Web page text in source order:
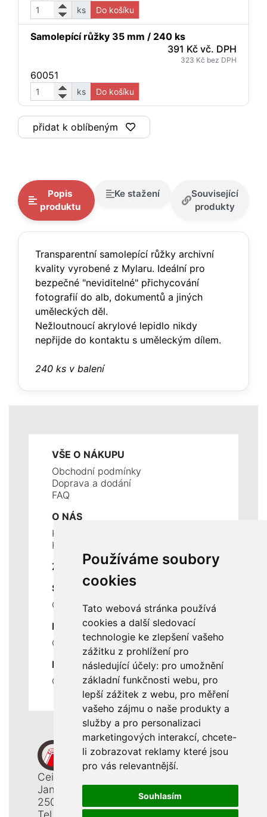
Používáme soubory
cookies
Tato webová stránka používá
cookies a další sledovací
technologie ke zlepšení vašeho
zážitku z prohlížení pro
následující účely: pro umožnění
základní funkčnosti webu, pro
lepší zážitek z webu, pro měření
vašeho zájmu o naše produkty a
služby a pro personalizaci
marketingových interakcí, chcete-
li zobrazovat reklamy které jsou
pro vás relevantnější.
Souhlasím
ks Do košíku
Samolepící růžky 35 mm / 240 ks
391 Kč vč. DPH
323 Kč bez DPH
60051
ks Do košíku
přidat k oblíbeným
Popis
produktu
Ke stažení
Související
produkty
Transparentní samolepící růžky archivní
kvality vyrobené z Mylaru. Ideální pro
bezpečné "neviditelné" přichycování
fotografií do alb, dokumentů a jiných
uměleckých děl.
Nežloutnoucí akrylové lepidlo nikdy
nepřijde do kontaktu s uměleckým dílem.
240 ks v balení
VŠE O NÁKUPU
Obchodní podmínky
Doprava a dodání
FAQ
O NÁS
Kontakty
Historie a současnost
ZÁKLADNÍ ÚDAJE
SLUŽBY
Ceník servisních prací
DŮLEŽITÉ INFORMACE
Ochrana osobních údajů
RYCHLÉ ODKAZY
Odstoupení od smlouvy
Ceiba, s. r. o.
Jana Opletala 1265
250 01 Brandýs n. L. - St. Boleslav
Tel.: +420 326 911 044